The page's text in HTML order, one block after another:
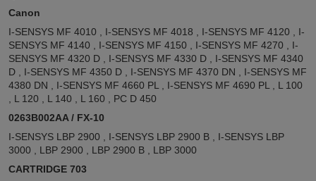
Canon
I-SENSYS MF 4010 , I-SENSYS MF 4018 , I-SENSYS MF 4120 , I-
SENSYS MF 4140 , I-SENSYS MF 4150 , I-SENSYS MF 4270 , I-
SENSYS MF 4320 D , I-SENSYS MF 4330 D , I-SENSYS MF 4340
D , I-SENSYS MF 4350 D , I-SENSYS MF 4370 DN , I-SENSYS MF
4380 DN , I-SENSYS MF 4660 PL , I-SENSYS MF 4690 PL , L 100
, L 120 , L 140 , L 160 , PC D 450
0263B002AA / FX-10
I-SENSYS LBP 2900 , I-SENSYS LBP 2900 B , I-SENSYS LBP
3000 , LBP 2900 , LBP 2900 B , LBP 3000
CARTRIDGE 703